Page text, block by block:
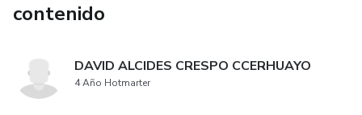
contenido
DAVID ALCIDES CRESPO CCERHUAYO
4 Año Hotmarter